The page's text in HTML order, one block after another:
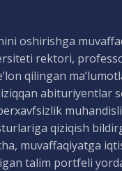
oshirishga
rektori,
qilingan
abituriyentlar
qiziqish
muvaffaqiyatga
talim portfeli